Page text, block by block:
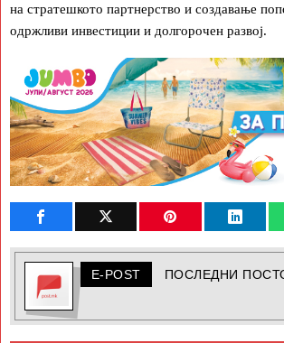
на стратешкото партнерство и создавање
одржливи инвестиции и долгорочен развој.
E-POST ПОСЛЕДНИ